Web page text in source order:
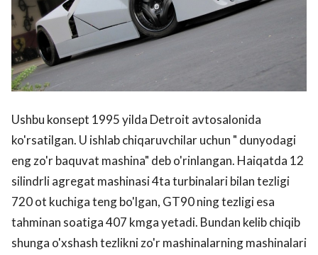
Ushbu konsept 1995 yilda Detroit avtosalonida
ko'rsatilgan. U ishlab chiqaruvchilar uchun " dunyodagi
eng zo'r baquvat mashina" deb o'rinlangan. Haiqatda 12
silindrli agregat mashinasi 4ta turbinalari bilan tezligi
720 ot kuchiga teng bo'lgan, GT90 ning tezligi esa
tahminan soatiga 407 kmga yetadi. Bundan kelib chiqib
shunga o'xshash tezlikni zo'r mashinalarning mashinalari